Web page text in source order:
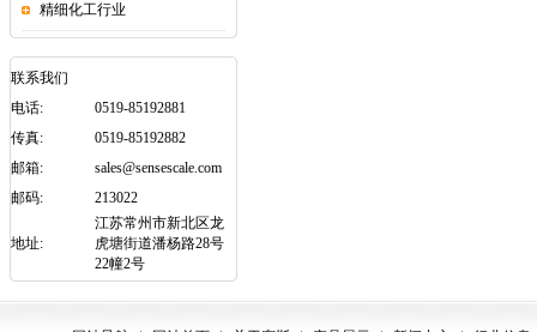
精细化工行业
联系我们
电话:
0519-85192881
传真:
0519-85192882
邮箱:
sales@sensescale.com
邮码:
213022
地址:
江苏常州市新北区龙
虎塘街道潘杨路28号
22幢2号